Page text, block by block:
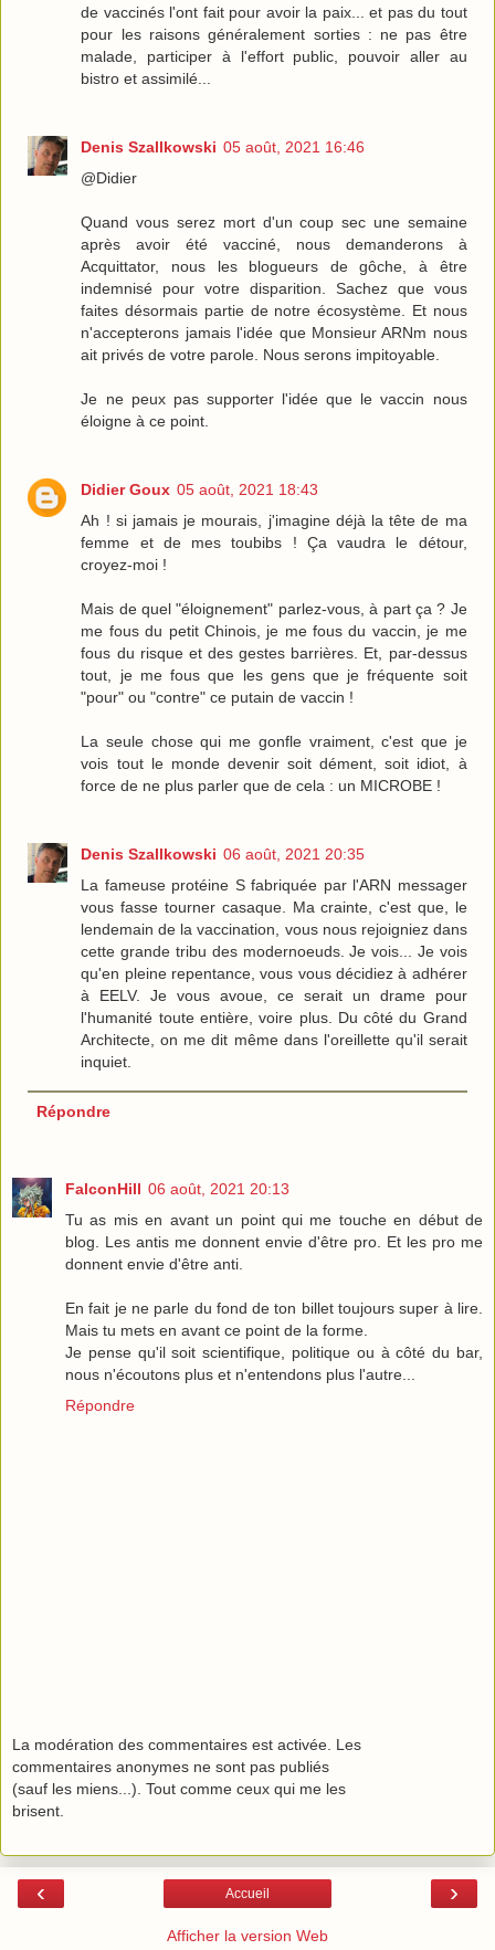
de vaccinés l'ont fait pour avoir la paix... et pas du tout
pour les raisons généralement sorties : ne pas être
malade, participer à l'effort public, pouvoir aller au
bistro et assimilé...
Denis Szallkowski 05 août, 2021 16:46
@Didier
Quand vous serez mort d'un coup sec une semaine
après avoir été vacciné, nous demanderons à
Acquittator, nous les blogueurs de gôche, à être
indemnisé pour votre disparition. Sachez que vous
faites désormais partie de notre écosystème. Et nous
n'accepterons jamais l'idée que Monsieur ARNm nous
ait privés de votre parole. Nous serons impitoyable.
Je ne peux pas supporter l'idée que le vaccin nous
éloigne à ce point.
Didier Goux 05 août, 2021 18:43
Ah ! si jamais je mourais, j'imagine déjà la tête de ma
femme et de mes toubibs ! Ça vaudra le détour,
croyez-moi !
Mais de quel "éloignement" parlez-vous, à part ça ? Je
me fous du petit Chinois, je me fous du vaccin, je me
fous du risque et des gestes barrières. Et, par-dessus
tout, je me fous que les gens que je fréquente soit
"pour" ou "contre" ce putain de vaccin !
La seule chose qui me gonfle vraiment, c'est que je
vois tout le monde devenir soit dément, soit idiot, à
force de ne plus parler que de cela : un MICROBE !
Denis Szallkowski 06 août, 2021 20:35
La fameuse protéine S fabriquée par l'ARN messager
vous fasse tourner casaque. Ma crainte, c'est que, le
lendemain de la vaccination, vous nous rejoigniez dans
cette grande tribu des modernoeuds. Je vois... Je vois
qu'en pleine repentance, vous vous décidiez à adhérer
à EELV. Je vous avoue, ce serait un drame pour
l'humanité toute entière, voire plus. Du côté du Grand
Architecte, on me dit même dans l'oreillette qu'il serait
inquiet.
Répondre
FalconHill 06 août, 2021 20:13
Tu as mis en avant un point qui me touche en début de
blog. Les antis me donnent envie d'être pro. Et les pro me
donnent envie d'être anti.
En fait je ne parle du fond de ton billet toujours super à lire.
Mais tu mets en avant ce point de la forme.
Je pense qu'il soit scientifique, politique ou à côté du bar,
nous n'écoutons plus et n'entendons plus l'autre...
Répondre
La modération des commentaires est activée. Les
commentaires anonymes ne sont pas publiés
(sauf les miens...). Tout comme ceux qui me les
brisent.
‹ ›
Accueil
Afficher la version Web